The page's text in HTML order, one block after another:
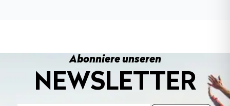
Abonniere unseren
NEWSLETTER